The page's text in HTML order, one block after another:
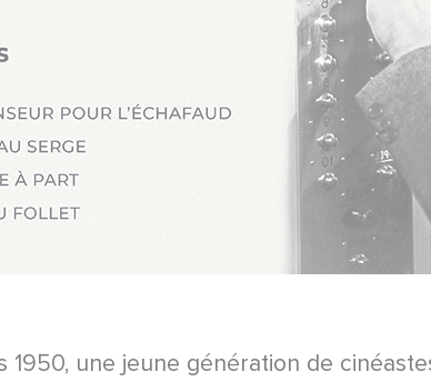
1950, une jeune génération de